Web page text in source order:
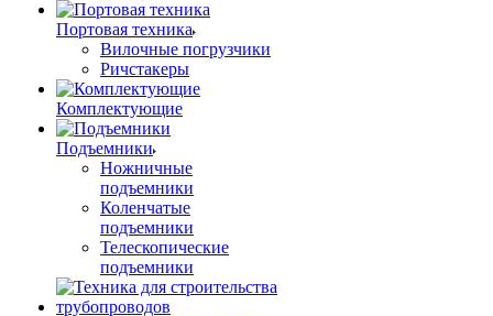
Портовая техника
Вилочные погрузчики
Ричстакеры
Комплектующие
Подъемники
Ножничные
подъемники
Коленчатые
подъемники
Телескопические
подъемники